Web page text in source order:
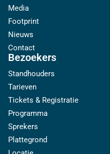
Media
Footprint
Nieuws
Contact
Bezoekers
Standhouders
Tarieven
Tickets & Registratie
Programma
Sprekers
Plattegrond